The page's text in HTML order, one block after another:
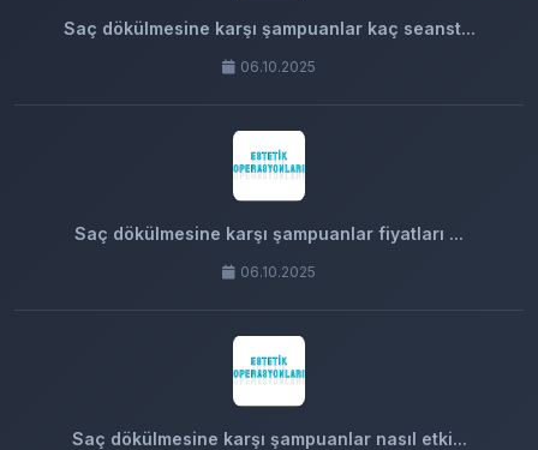
Saç dökülmesine karşı şampuanlar kaç seanst...
06.10.2025
Saç dökülmesine karşı şampuanlar fiyatları ...
06.10.2025
Saç dökülmesine karşı şampuanlar nasıl etki...